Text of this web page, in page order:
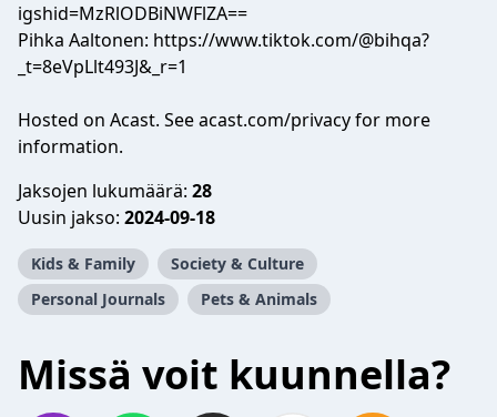
igshid=MzRlODBiNWFlZA==
Pihka Aaltonen: https://www.tiktok.com/@bihqa?
_t=8eVpLlt493J&_r=1
Hosted on Acast. Seeacast.com/privacyfor more
information.
Jaksojen lukumäärä: 28
Uusin jakso: 2024-09-18
Kids & Family
Society & Culture
Personal Journals
Pets & Animals
Missä voit kuunnella?